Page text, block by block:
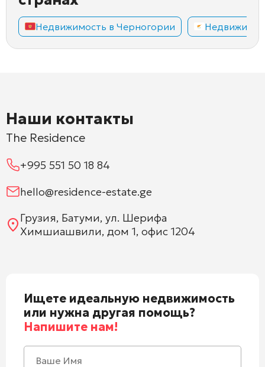
Недвижимость в Черногории
Наши контакты
The Residence
+995 551 50 18 84
hello@residence-estate.ge
Грузия, Батуми, ул. Шерифа
Химшиашвили, дом 1, офис 1204
Ищете идеальную недвижимость
или нужна другая помощь?
Напишите нам!